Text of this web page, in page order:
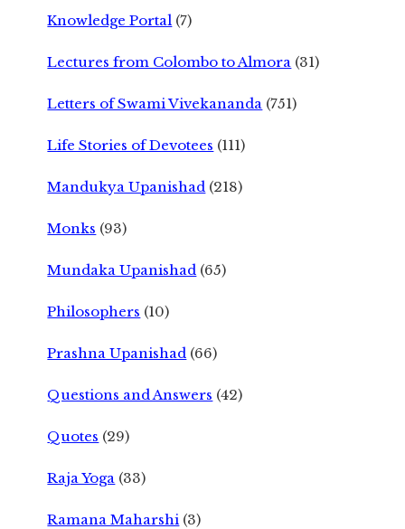
Knowledge Portal (7)
Lectures from Colombo to Almora (31)
Letters of Swami Vivekananda (751)
Life Stories of Devotees (111)
Mandukya Upanishad (218)
Monks (93)
Mundaka Upanishad (65)
Philosophers (10)
Prashna Upanishad (66)
Questions and Answers (42)
Quotes (29)
Raja Yoga (33)
Ramana Maharshi (3)